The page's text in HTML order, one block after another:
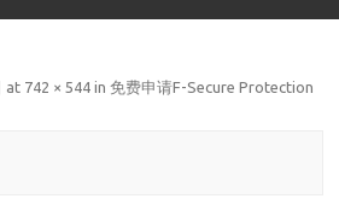
at 742 × 544 in 免费申请F-Secure Protection